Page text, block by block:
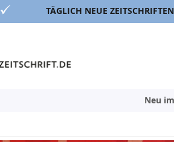
TÄGLICH NEUE ZEITSCHRIFTEN
Inhalt
Neu